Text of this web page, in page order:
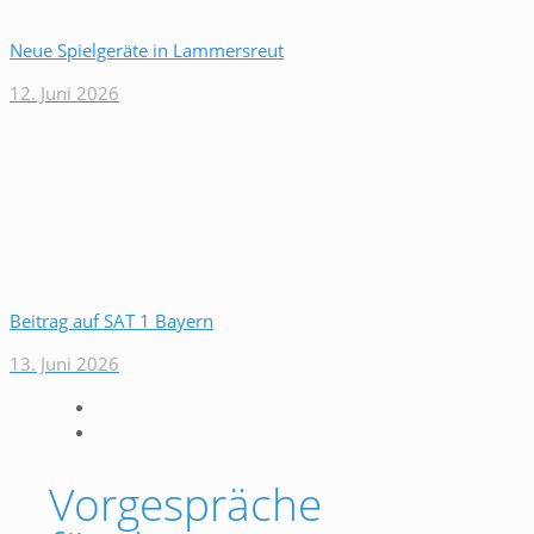
Neue Spielgeräte in Lammersreut
12. Juni 2026
Beitrag auf SAT 1 Bayern
13. Juni 2026
Vorgespräche